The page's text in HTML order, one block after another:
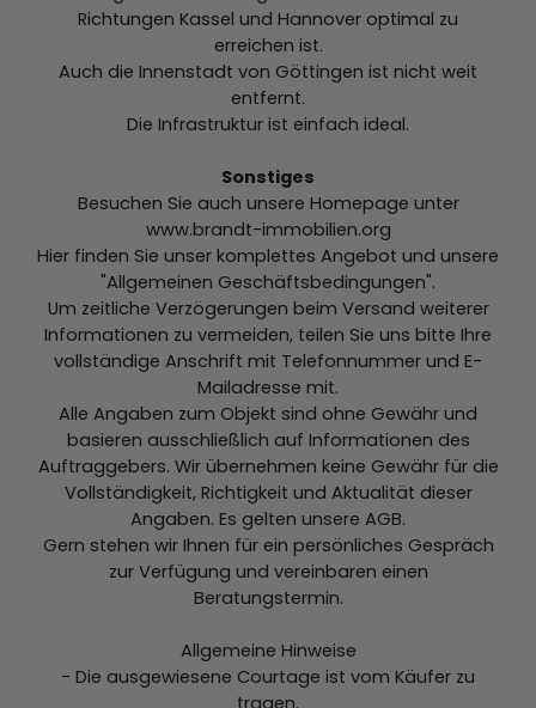
Richtungen Kassel und Hannover optimal zu
erreichen ist.
Auch die Innenstadt von Göttingen ist nicht weit
entfernt.
Die Infrastruktur ist einfach ideal.
Sonstiges
Besuchen Sie auch unsere Homepage unter
www.brandt-immobilien.org
Hier finden Sie unser komplettes Angebot und unsere
"Allgemeinen Geschäftsbedingungen".
Um zeitliche Verzögerungen beim Versand weiterer
Informationen zu vermeiden, teilen Sie uns bitte Ihre
vollständige Anschrift mit Telefonnummer und E-
Mailadresse mit.
Alle Angaben zum Objekt sind ohne Gewähr und
basieren ausschließlich auf Informationen des
Auftraggebers. Wir übernehmen keine Gewähr für die
Vollständigkeit, Richtigkeit und Aktualität dieser
Angaben. Es gelten unsere AGB.
Gern stehen wir Ihnen für ein persönliches Gespräch
zur Verfügung und vereinbaren einen
Beratungstermin.
Allgemeine Hinweise
- Die ausgewiesene Courtage ist vom Käufer zu
tragen.